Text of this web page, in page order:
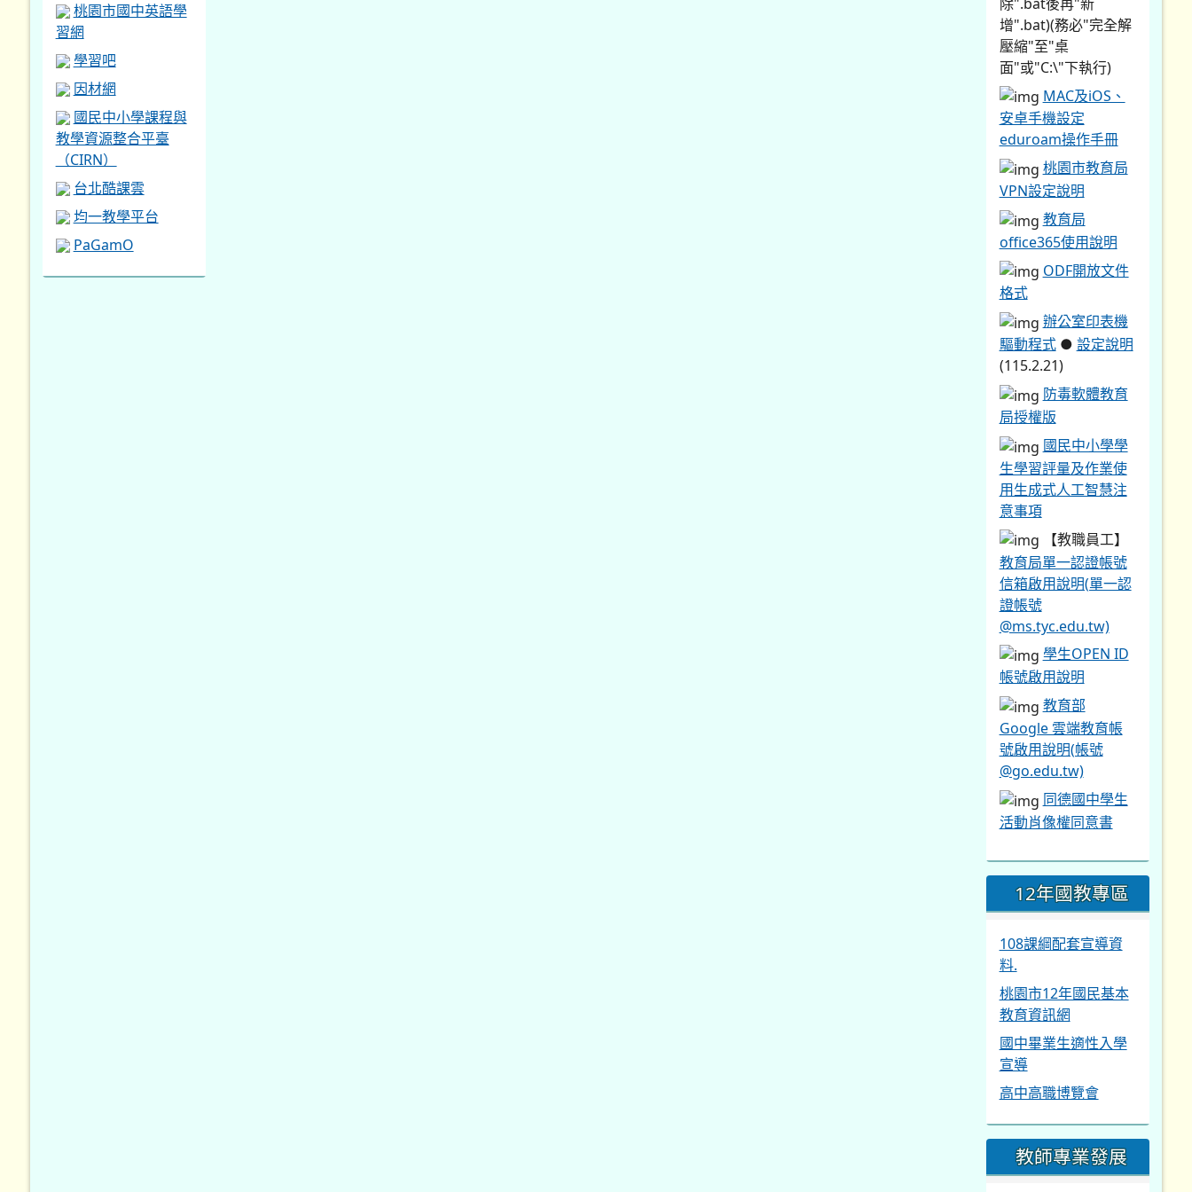
桃園市國中英語學
習網
學習吧
因材網
國民中小學課程與
教學資源整合平臺
（CIRN）
台北酷課雲
均一教學平台
PaGamO
增".bat)(務必"完全解
壓縮"至"桌
面"或"C:\"下執行)
MAC及iOS、
安卓手機設定
eduroam操作手冊
桃園市教育局
VPN設定說明
教育局
office365使用說明
ODF開放文件
格式
辦公室印表機
驅動程式● 設定說明
(115.2.21)
防毒軟體教育
局授權版
國民中小學學
生學習評量及作業使
用生成式人工智慧注
意事項
【教職員工】
教育局單一認證帳號
信箱啟用說明(單一認
證帳號
@ms.tyc.edu.tw)
學生OPEN ID
帳號啟用說明
教育部
Google 雲端教育帳
號啟用說明(帳號
@go.edu.tw)
同德國中學生
活動肖像權同意書
12年國教專區
108課綱配套宣導資
料.
桃園市12年國民基本
教育資訊網
國中畢業生適性入學
宣導
高中高職博覽會
教師專業發展